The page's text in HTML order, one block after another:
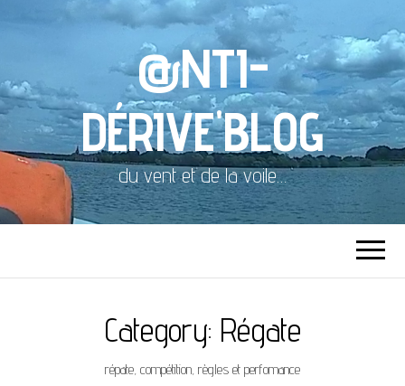
@NTI-
DÉRIVE'BLOG
du vent et de la voile…
Category: Régate
répate, compétition, règles et perfomance